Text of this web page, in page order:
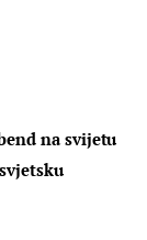
na svijetu